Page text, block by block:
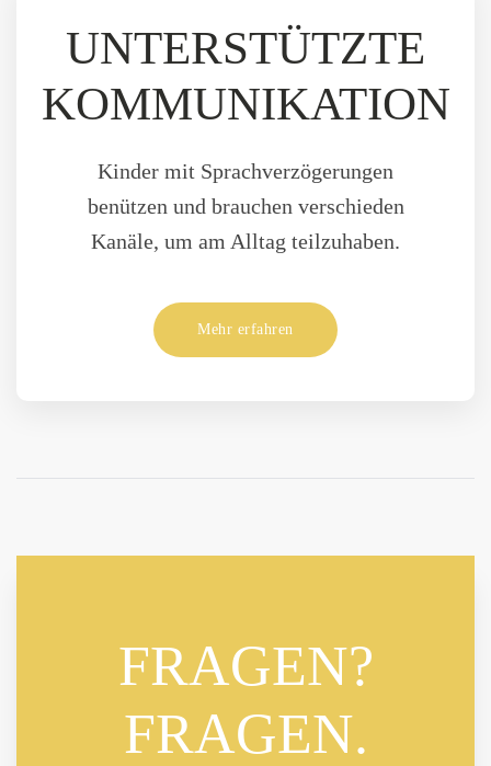
UNTERSTÜTZTE
KOMMUNIKATION
Kinder mit Sprachverzögerungen
benützen und brauchen verschieden
Kanäle, um am Alltag teilzuhaben.
Mehr erfahren
FRAGEN?
FRAGEN.